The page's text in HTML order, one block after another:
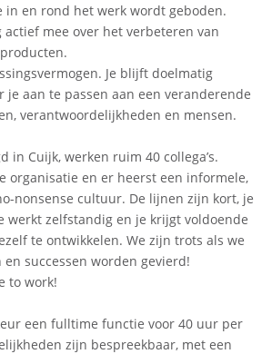
in en rond het werk wordt geboden.
actief mee over het verbeteren van
Je blijft doelmatig
je aan te passen aan een veranderende
verantwoordelijkheden en mensen.
in Cuijk, werken ruim 40 collega’s.
organisatie en er heerst een informele,
nonsense cultuur. De lijnen zijn kort, je
werkt zelfstandig en je krijgt voldoende
te ontwikkelen. We zijn trots als we
successen worden gevierd!
to work!
een fulltime functie voor 40 uur per
zijn bespreekbaar, met een